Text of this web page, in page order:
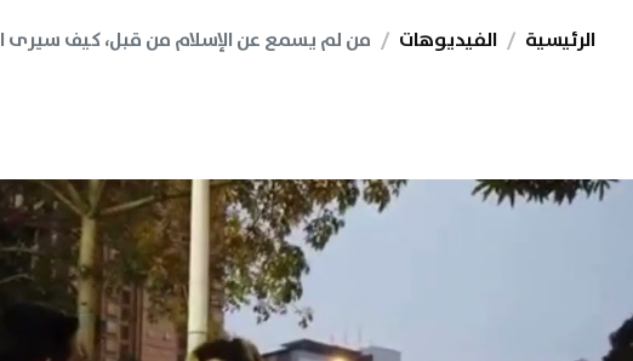
الرئيسية الفيديوهات من لم يسمع عن الإسلام من قبل، كيف سيرى